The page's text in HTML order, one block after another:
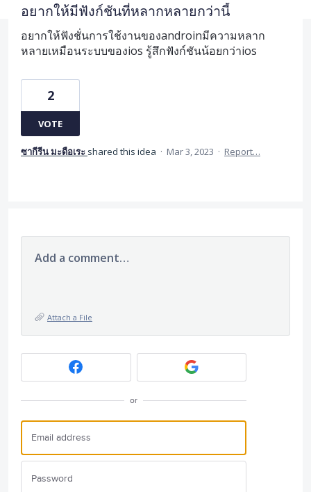
อยากให้มีฟังก์ชันที่หลากหลายกว่านี้
อยากให้ฟังชั่นการใช้งานของandroinมีความหลาก
หลายเหมือนระบบของios รู้สึกฟังก์ชันน้อยกว่าios
2
VOTE
ซากีรีน มะดือเระ shared this idea · Mar 3, 2023 · Report…
Add a comment…
Attach a File
or